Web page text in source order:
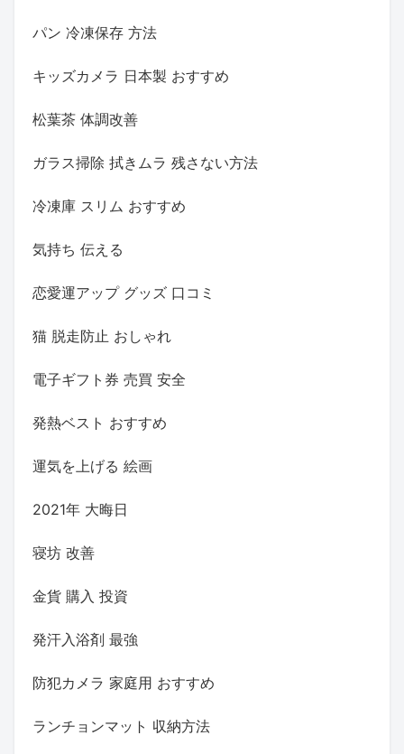
パン 冷凍保存 方法
キッズカメラ 日本製 おすすめ
松葉茶 体調改善
ガラス掃除 拭きムラ 残さない方法
冷凍庫 スリム おすすめ
気持ち 伝える
恋愛運アップ グッズ 口コミ
猫 脱走防止 おしゃれ
電子ギフト券 売買 安全
発熱ベスト おすすめ
運気を上げる 絵画
2021年 大晦日
寝坊 改善
金貨 購入 投資
発汗入浴剤 最強
防犯カメラ 家庭用 おすすめ
ランチョンマット 収納方法